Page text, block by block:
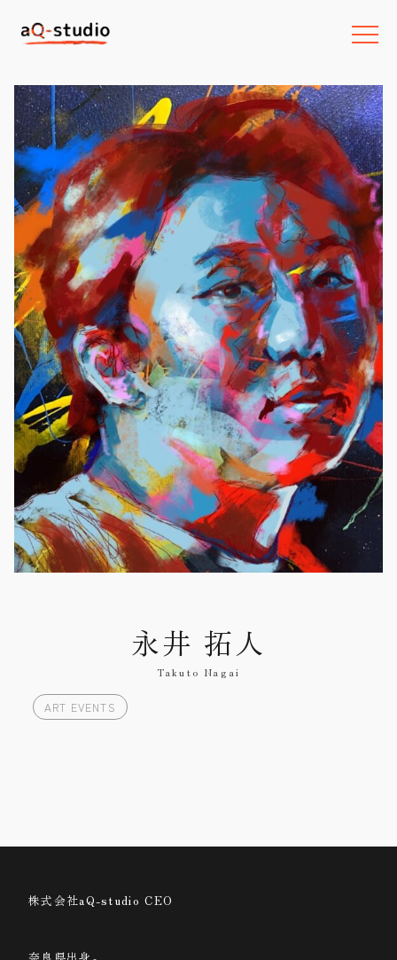
永井 拓人
Takuto Nagai
ART EVENTS
プロフィール
株式会社aQ-studio CEO